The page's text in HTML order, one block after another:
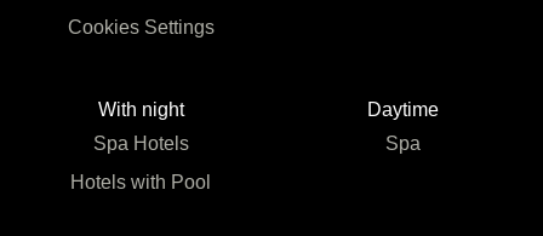
Cookies Settings
With night
Spa Hotels
Hotels with Pool
Daytime
Spa